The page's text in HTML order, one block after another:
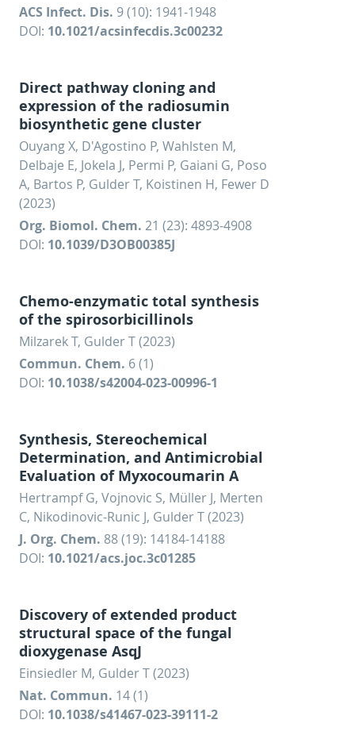
ACS Infect. Dis. 9 (10): 1941-1948
DOI: 10.1021/acsinfecdis.3c00232
Direct pathway cloning and
expression of the radiosumin
biosynthetic gene cluster
Ouyang X, D'Agostino P, Wahlsten M,
Delbaje E, Jokela J, Permi P, Gaiani G, Poso
A, Bartos P, Gulder T, Koistinen H, Fewer D
(2023)
Org. Biomol. Chem. 21 (23): 4893-4908
DOI: 10.1039/D3OB00385J
Chemo-enzymatic total synthesis
of the spirosorbicillinols
Milzarek T, Gulder T (2023)
Commun. Chem. 6 (1)
DOI: 10.1038/s42004-023-00996-1
Synthesis, Stereochemical
Determination, and Antimicrobial
Evaluation of Myxocoumarin A
Hertrampf G, Vojnovic S, Müller J, Merten
C, Nikodinovic-Runic J, Gulder T (2023)
J. Org. Chem. 88 (19): 14184-14188
DOI: 10.1021/acs.joc.3c01285
Discovery of extended product
structural space of the fungal
dioxygenase AsqJ
Einsiedler M, Gulder T (2023)
Nat. Commun. 14 (1)
DOI: 10.1038/s41467-023-39111-2